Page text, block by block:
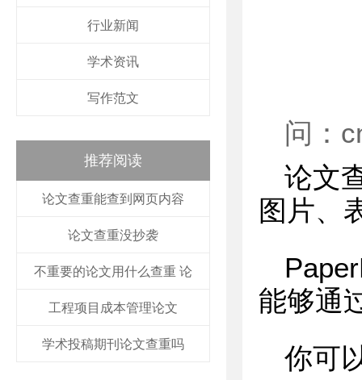
行业新闻
学术资讯
写作范文
推荐阅读
论文查重能查到网页内容
论文查重没抄袭
不重要的论文用什么查重 论
工程项目成本管理论文
学术投稿期刊论文查重吗
问：
论文
图片、
能够通
你可